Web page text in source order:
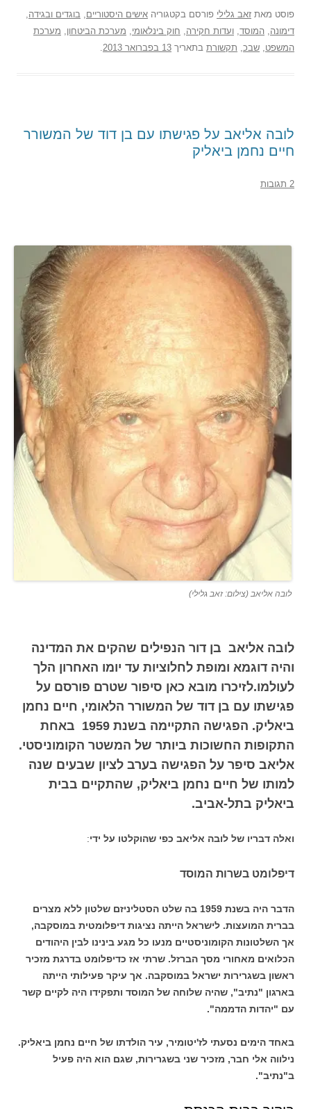
פוסט מאת זאב גלילי פורסם בקטגוריה אישים היסטוריים, בוגדים ובגידה,
דימונה, המוסד, ועדות חקירה, חוק בינלאומי, מערכת הביטחון, מערכת
המשפט, שבכ, תקשורת בתאריך 13 בפברואר 2013 .
לובה אליאב על פגישתו עם בן דוד של המשורר
חיים נחמן ביאליק
2 תגובות
לובה אליאב (צילום: זאב גלילי)
לובה אליאב בן דור הנפילים שהקים את המדינה
והיה דוגמא ומופת לחלוציות עד יומו האחרון הלך
לעולמו.לזיכרו מובא כאן סיפור שטרם פורסם על
פגישתו עם בן דוד של המשורר הלאומי, חיים נחמן
ביאליק. הפגישה התקיימה בשנת 1959 באחת
התקופות החשוכות ביותר של המשטר הקומוניסטי.
אליאב סיפר על הפגישה בערב לציון שבעים שנה
למותו של חיים נחמן ביאליק, שהתקיים בבית
ביאליק בתל-אביב.
ואלה דבריו של לובה אליאב כפי שהוקלטו על ידי:
דיפלומט בשרות המוסד
הדבר היה בשנת 1959 בה שלט הסטליניזם שלטון ללא מצרים
בברית המועצות. לישראל הייתה נציגות דיפלומטית במוסקבה,
אך השלטונות הקומוניסטיים מנעו כל מגע בינינו לבין היהודים
הכלואים מאחורי מסך הברזל. שרתי אז כדיפלומט בדרגת מזכיר
ראשון בשגרירות ישראל במוסקבה. אך עיקר פעילותי הייתה
בארגון "נתיב", שהיה שלוחה של המוסד ותפקידו היה לקיים קשר
עם "יהדות הדממה".
באחד הימים נסעתי לז'יטומיר, עיר הולדתו של חיים נחמן ביאליק.
נילווה אלי חבר, מזכיר שני בשגרירות, שגם הוא היה פעיל
ב"נתיב".